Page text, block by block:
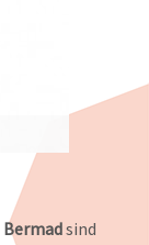
Bermadsind